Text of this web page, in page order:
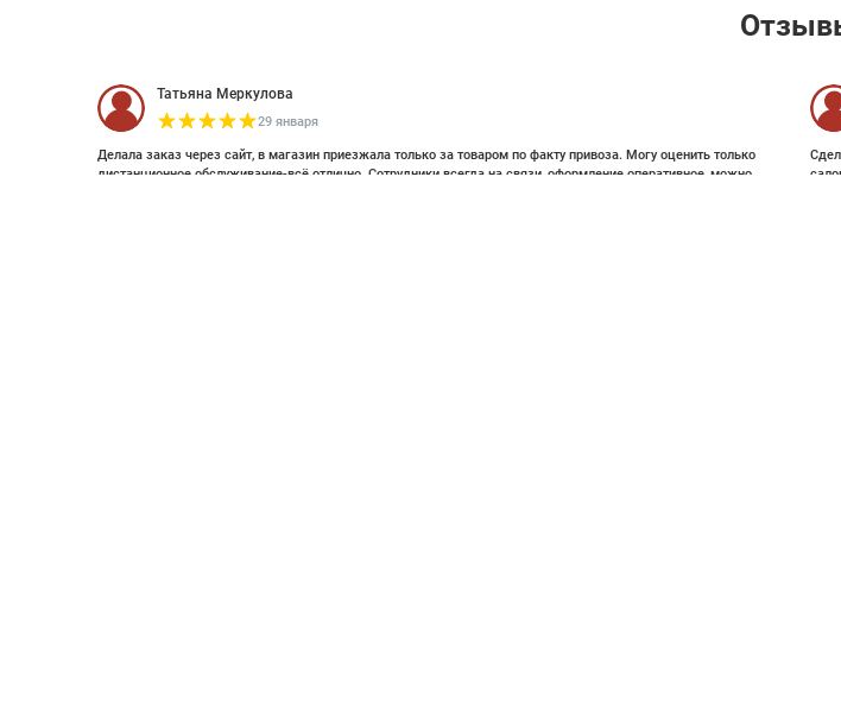
Татьяна Меркулова
29 января
Делала заказ через сайт, в магазин приезжала только за товаром по факту привоза. Могу оценить только
дистанционное обслуживание-всё отлично. Сотрудники всегда на связи, оформление оперативное, можно